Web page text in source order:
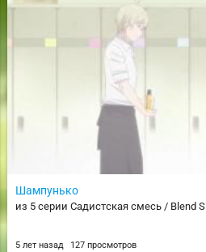
Шампунько
из 5 серии Садистская смесь / Blend S
5 лет назад 127 просмотров